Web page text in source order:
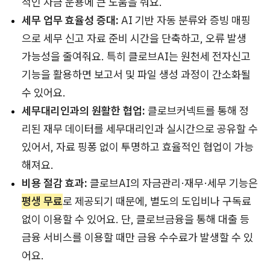
세무 업무 효율성 증대: AI 기반 자동 분류와 증빙 매핑
으로 세무 신고 자료 준비 시간을 단축하고, 오류 발생
가능성을 줄여줘요. 특히 클로브AI는 원천세 전자신고
기능을 활용하면 보고서 및 파일 생성 과정이 간소화될
수 있어요.
세무대리인과의 원활한 협업: 클로브커넥트를 통해 정
리된 재무 데이터를 세무대리인과 실시간으로 공유할 수
있어서, 자료 핑퐁 없이 투명하고 효율적인 협업이 가능
해져요.
비용 절감 효과: 클로브AI의 자금관리·재무·세무 기능은
평생 무료로 제공되기 때문에, 별도의 도입비나 구독료
없이 이용할 수 있어요. 단, 클로브금융을 통해 대출 등
금융 서비스를 이용할 때만 금융 수수료가 발생할 수 있
어요.